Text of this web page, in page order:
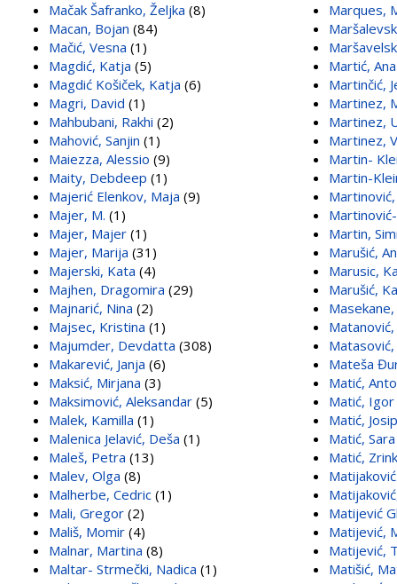
Mačak Šafranko, Željka (8)
Macan, Bojan (84)
Mačić, Vesna (1)
Magdić, Katja (5)
Magdić Košiček, Katja (6)
Magri, David (1)
Mahbubani, Rakhi (2)
Mahović, Sanjin (1)
Maiezza, Alessio (9)
Maity, Debdeep (1)
Majerić Elenkov, Maja (9)
Majer, M. (1)
Majer, Majer (1)
Majer, Marija (31)
Majerski, Kata (4)
Majhen, Dragomira (29)
Majnarić, Nina (2)
Majsec, Kristina (1)
Majumder, Devdatta (308)
Makarević, Janja (6)
Maksić, Mirjana (3)
Maksimović, Aleksandar (5)
Malek, Kamilla (1)
Malenica Jelavić, Deša (1)
Maleš, Petra (13)
Malev, Olga (8)
Malherbe, Cedric (1)
Mali, Gregor (2)
Mališ, Momir (4)
Malnar, Martina (8)
Maltar- Strmečki, Nadica (1)
Marques,
Martić, Ana
Martinčić,
Martinez,
Martinez,
Martinez,
Martin-
Martin-
Martin,
Marušić,
Marusic,
Marušić,
Mateša
Matić,
Matić, Igor
Matić,
Matić, Sara
Matić,
Matijević
Matijević,
Matijević,
Matišić,